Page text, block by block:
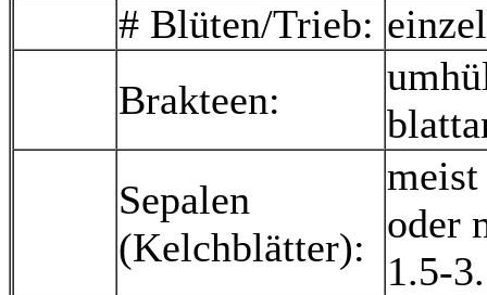
# Blüten/Trieb:
Brakteen:
Sepalen
(Kelchblätter):
meist
oder
1.5-